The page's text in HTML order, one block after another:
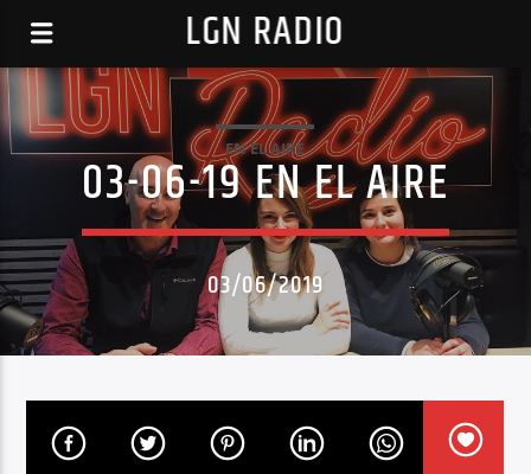
LGN RADIO
EN EL AIRE
03-06-19 EN EL AIRE
03/06/2019